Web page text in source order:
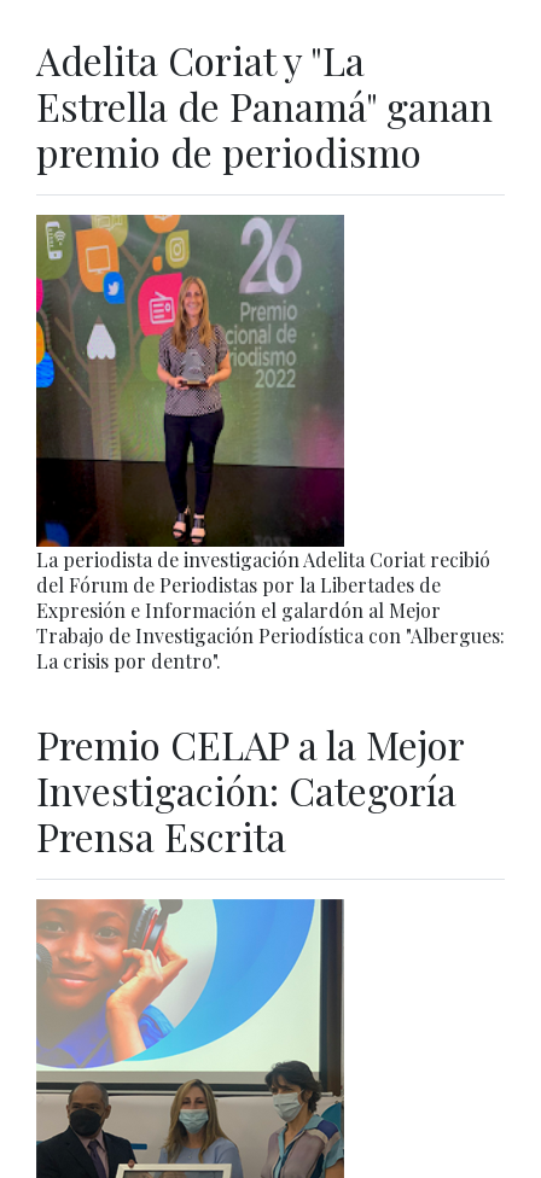
Adelita Coriat y "La
Estrella de Panamá" ganan
premio de periodismo
La periodista de investigación Adelita Coriat recibió
del Fórum de Periodistas por la Libertades de
Expresión e Información el galardón al Mejor
Trabajo de Investigación Periodística con "Albergues:
La crisis por dentro".
Premio CELAP a la Mejor
Investigación: Categoría
Prensa Escrita